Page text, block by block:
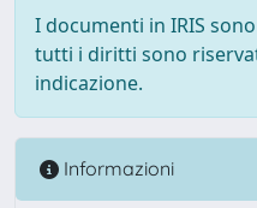
I documenti in IRIS
tutti i diritti sono
indicazione.
Informazioni